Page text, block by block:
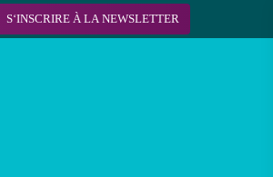
S‘INSCRIRE À LA NEWSLETTER